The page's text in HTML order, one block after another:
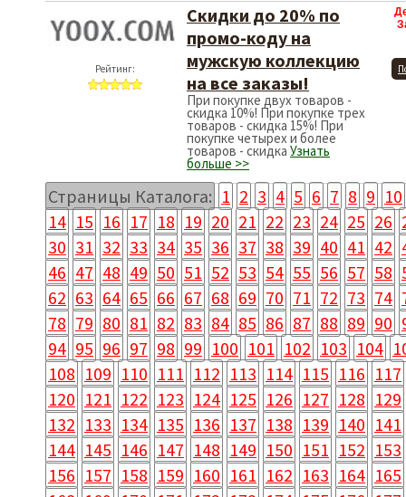
Рейтинг:
Скидки до 20% по
промо-коду на
мужскую коллекцию
на все заказы!
При покупке двух товаров -
скидка 10%! При покупке трех
товаров - скидка 15%! При
покупке четырех и более
товаров - скидка Узнать
больше >>
Страницы Каталога: 1 2 3 4 5 6 7 8 9 10
14 15 16 17 18 19 20 21 22 23 24 25 26
30 31 32 33 34 35 36 37 38 39 40 41 42
46 47 48 49 50 51 52 53 54 55 56 57 58
62 63 64 65 66 67 68 69 70 71 72 73 74
78 79 80 81 82 83 84 85 86 87 88 89 90
94 95 96 97 98 99 100 101 102 103 104
108 109 110 111 112 113 114 115 116 117
120 121 122 123 124 125 126 127 128 129
132 133 134 135 136 137 138 139 140 141
144 145 146 147 148 149 150 151 152 153
156 157 158 159 160 161 162 163 164 165